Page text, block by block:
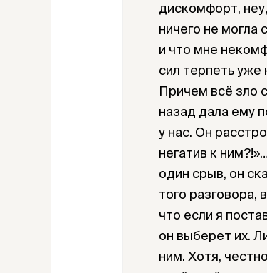
дискомфорт,
ничего не могла
и что мне
сил терпеть
Причем всё зло
назад дала ему
у нас. Он
негатив к
один срыв, он
того разговора,
что если я
он выберет их.
ним. Хотя,